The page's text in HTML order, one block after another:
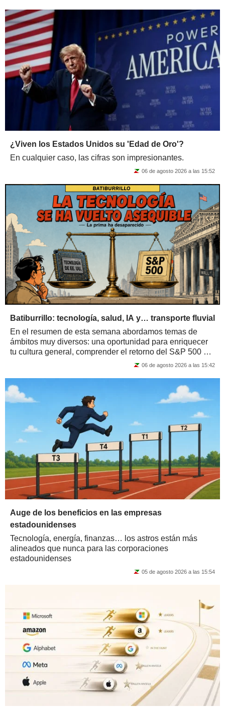
¿Viven los Estados Unidos su 'Edad de Oro'?
En cualquier caso, las cifras son impresionantes.
06 de agosto 2026 a las 15:52
Batiburrillo: tecnología, salud, IA y… transporte fluvial
En el resumen de esta semana abordamos temas de
ámbitos muy diversos: una oportunidad para enriquecer
tu cultura general, comprender el retorno del S&P 500 a
un nivel más equilibrado y, como extra,...06 de agosto 2026 a las 15:42
Auge de los beneficios en las empresas
estadounidenses
Tecnología, energía, finanzas… los astros están más
alineados que nunca para las corporaciones
estadounidenses
05 de agosto 2026 a las 15:54